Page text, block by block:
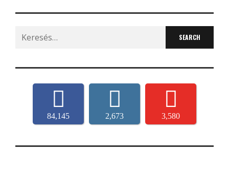
Search
for:
84,145 2,673 3,580